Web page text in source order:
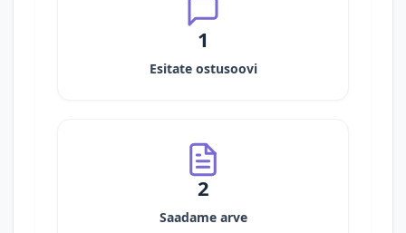
1
Esitate ostusoovi
2
Saadame arve